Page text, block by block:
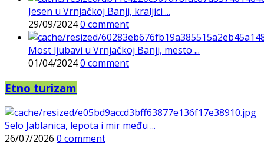
Jesen u Vrnjačkoj Banji, kraljici ...
29/09/20240 comment
Most ljubavi u Vrnjačkoj Banji, mesto ...
01/04/20240 comment
Etno turizam
Selo Jablanica, lepota i mir među ...
26/07/2026 0 comment